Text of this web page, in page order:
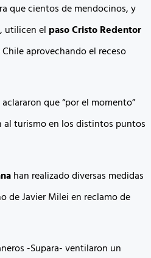
que cientos de mendocinos, y
utilicen el paso Cristo Redentor
aprovechando el receso
que “por el momento”
al turismo en los distintos puntos
han realizado diversas medidas
de Javier Milei en reclamo de
-Supara- ventilaron un